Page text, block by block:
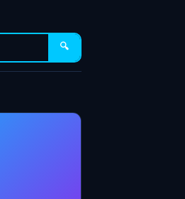
🔍